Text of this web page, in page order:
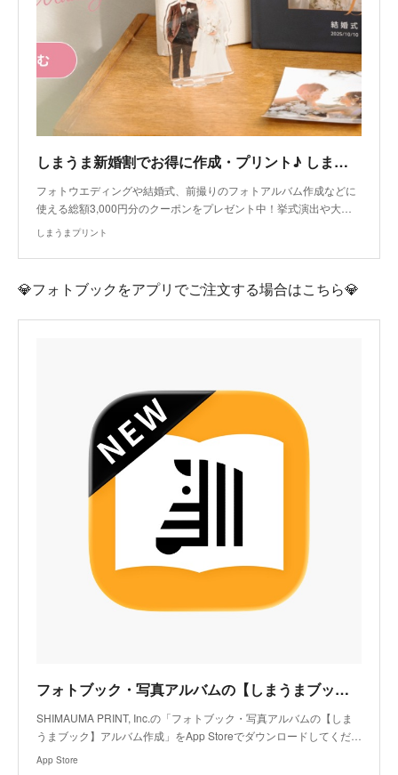
しまうま新婚割でお得に作成・プリント♪ しまうまプリント｜高品質で安いネットプリント専門店
フォトウエディングや結婚式、前撮りのフォトアルバム作成などに
使える総額3,000円分のクーポンをプレゼント中！挙式演出や大…
しまうまプリント
💎フォトブックをアプリでご注文する場合はこちら💎
フォトブック・写真アルバムの【しまうまブック】アルバム作成アプリ - App Store
SHIMAUMA PRINT, Inc.の「フォトブック・写真アルバムの【しま
うまブック】アルバム作成」をApp Storeでダウンロードしてくだ…
App Store